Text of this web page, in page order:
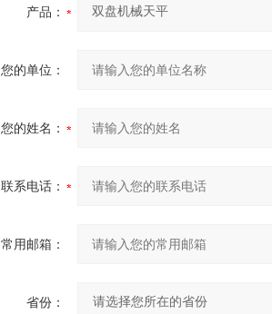
产品：
您的单位：
您的姓名：
联系电话：
常用邮箱：
省份：